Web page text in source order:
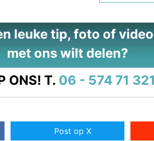
leuke tip, foto of
met ons wilt delen?
ONS! T. 06 - 574 71 321
Post op X